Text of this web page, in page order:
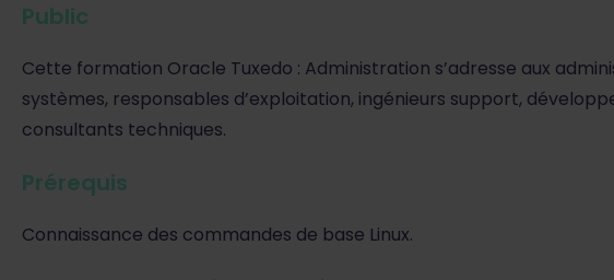
Public
Cette formation Oracle Tuxedo : Administration s’adresse aux
systèmes, responsables d’exploitation, ingénieurs support,
consultants techniques.
Prérequis
Connaissance des commandes de base Linux.